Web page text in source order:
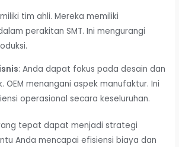
tim ahli. Mereka memiliki
perakitan SMT. Ini mengurangi
: Anda dapat fokus pada desain dan
OEM menangani aspek manufaktur. Ini
operasional secara keseluruhan.
yang tepat dapat menjadi strategi
Anda mencapai efisiensi biaya dan